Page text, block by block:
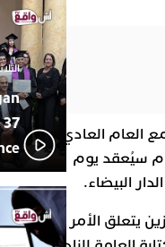
العام العادي
أن الجمع العام سيُعقد يوم
يتعلق الأمر بكل
13:02 محمد
22:36 أبوظبي
العرش
بن
13:30
دنيا
19:11يقظة
مثيرة
17:27اتحاد
دورة
الثلاثاء 10